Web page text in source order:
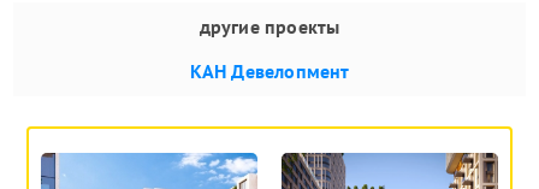
другие проекты
КАН Девелопмент